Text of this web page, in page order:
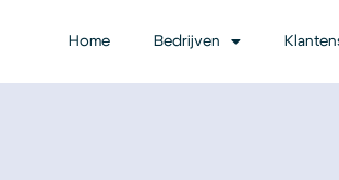
Home Bedrijven